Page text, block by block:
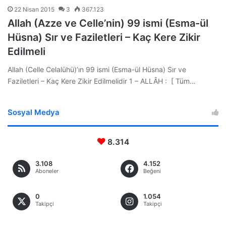
22 Nisan 2015 3 367.123
Allah (Azze ve Celle’nin) 99 ismi (Esma-ül
Hüsna) Sır ve Faziletleri – Kaç Kere Zikir
Edilmeli
Allah (Celle Celalühü)’ın 99 ismi (Esma-ül Hüsna) Sır ve
Faziletleri – Kaç Kere Zikir Edilmelidir 1 – ALLÂH : [ Tüm…
Sosyal Medya
8.314
3.108
Aboneler
4.152
Beğeni
0
Takipçi
1.054
Takipçi